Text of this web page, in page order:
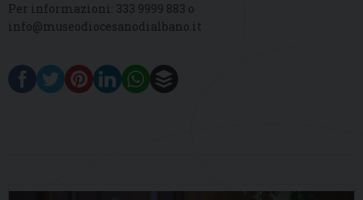
Per informazioni: 333 9999 883 o
info@museodiocesanodialbano.it